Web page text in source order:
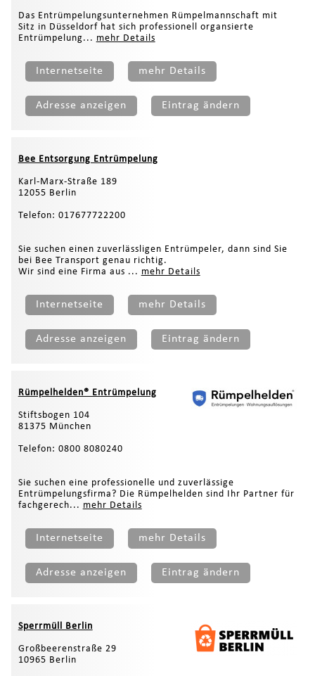
Das Entrümpelungsunternehmen Rümpelmannschaft mit
Sitz in Düsseldorf hat sich professionell organsierte
Entrümpelung... mehr Details
Internetseite mehr Details
Adresse anzeigen Eintrag ändern
Bee Entsorgung Entrümpelung
Karl-Marx-Straße 189
12055 Berlin
Telefon: 017677722200
Sie suchen einen zuverlässligen Entrümpeler, dann sind Sie
bei Bee Transport genau richtig.
Wir sind eine Firma aus ... mehr Details
Internetseite mehr Details
Adresse anzeigen Eintrag ändern
Rümpelhelden® Entrümpelung
Stiftsbogen 104
81375 München
Telefon: 0800 8080240
Sie suchen eine professionelle und zuverlässige
Entrümpelungsfirma? Die Rümpelhelden sind Ihr Partner für
fachgerech... mehr Details
Internetseite mehr Details
Adresse anzeigen Eintrag ändern
Sperrmüll Berlin
Großbeerenstraße 29
10965 Berlin